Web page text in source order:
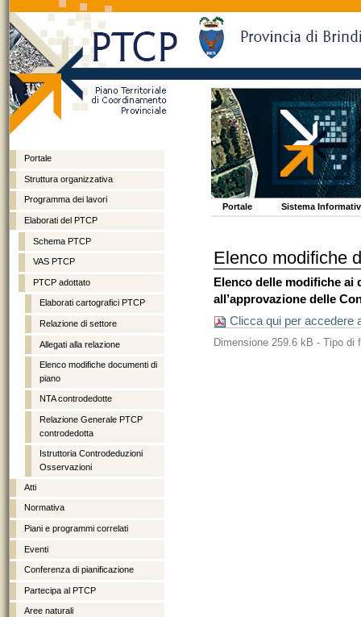
ai
contenuti.
Spostati
sulla
navigazione
Sezioni Portale Sistema
Elenco modifiche
Elenco delle modifiche ai
all’approvazione delle
Clicca qui per accedere
Dimensione 259.6 kB -Tipo di
Portale
Struttura organizzativa
Programma dei lavori
Elaborati del PTCP
Schema PTCP
VAS PTCP
PTCP adottato
Elaborati cartografici PTCP
Relazione di settore
Allegati alla relazione
Elenco modifiche documenti di
piano
NTA controdedotte
Relazione Generale PTCP
controdedotta
Istruttoria Controdeduzioni
Osservazioni
Atti
Normativa
Piani e programmi correlati
Eventi
Conferenza di pianificazione
Partecipa al PTCP
Aree naturali